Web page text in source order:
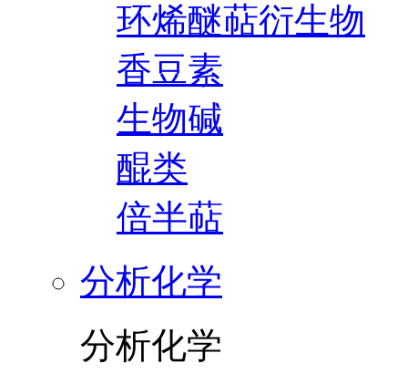
环烯醚萜衍生物
香豆素
生物碱
醌类
倍半萜
分析化学
分析化学